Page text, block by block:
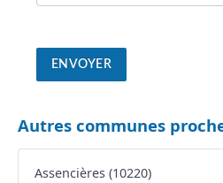
Autres communes
Assencières (10220)